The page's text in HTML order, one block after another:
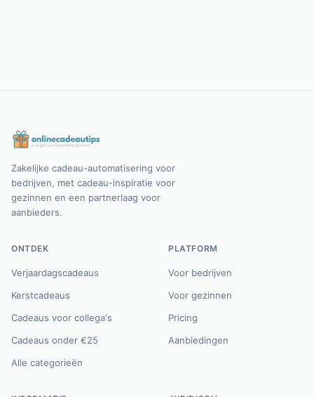
Zakelijke cadeau-automatisering voor
bedrijven, met cadeau-inspiratie voor
gezinnen en een partnerlaag voor
aanbieders.
ONTDEK
Verjaardagscadeaus
Kerstcadeaus
Cadeaus voor collega's
Cadeaus onder €25
Alle categorieën
PLATFORM
Voor bedrijven
Voor gezinnen
Pricing
Aanbiedingen